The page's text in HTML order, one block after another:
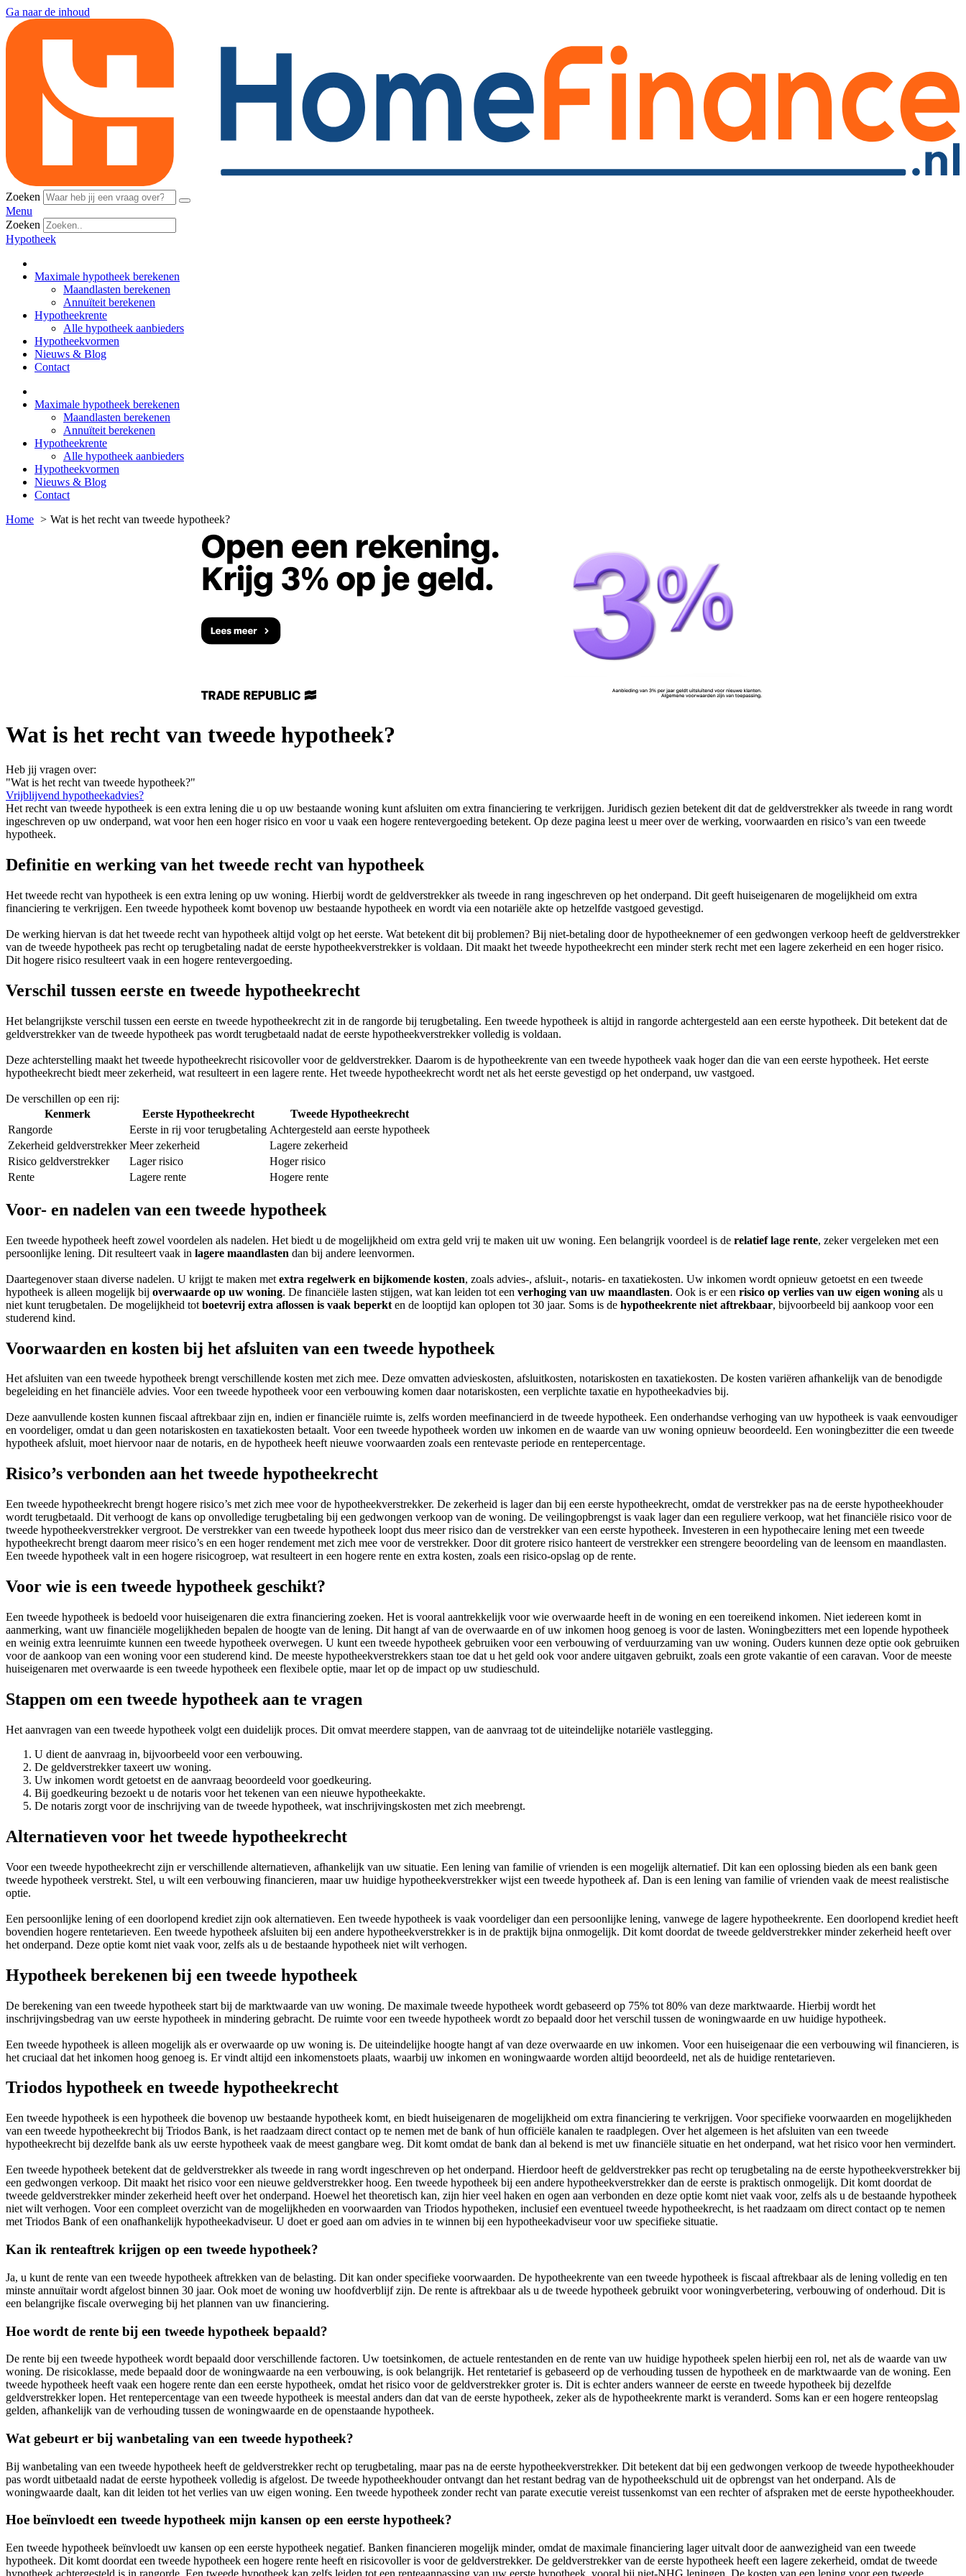
Ga naar de inhoud
Zoeken
Menu
Zoeken
Hypotheek
Maximale hypotheek berekenen
Maandlasten berekenen
Annuïteit berekenen
Hypotheekrente
Alle hypotheek aanbieders
Hypotheekvormen
Nieuws & Blog
Contact
Maximale hypotheek berekenen
Maandlasten berekenen
Annuïteit berekenen
Hypotheekrente
Alle hypotheek aanbieders
Hypotheekvormen
Nieuws & Blog
Contact
Home
Wat is het recht van tweede hypotheek?
Wat is het recht van tweede hypotheek?
Heb jij vragen over:
"Wat is het recht van tweede hypotheek?"
Vrijblijvend hypotheekadvies?
Het recht van tweede hypotheek is een extra lening die u op uw bestaande woning kunt afsluiten om extra financiering te verkrijgen. Juridisch gezien betekent dit dat de geldverstrekker als tweede in rang wordt
ingeschreven op uw onderpand, wat voor hen een hoger risico en voor u vaak een hogere rentevergoeding betekent. Op deze pagina leest u meer over de werking, voorwaarden en risico’s van een tweede
hypotheek.
Definitie en werking van het tweede recht van hypotheek
Het tweede recht van hypotheek is een extra lening op uw woning. Hierbij wordt de geldverstrekker als tweede in rang ingeschreven op het onderpand. Dit geeft huiseigenaren de mogelijkheid om extra
financiering te verkrijgen. Een tweede hypotheek komt bovenop uw bestaande hypotheek en wordt via een notariële akte op hetzelfde vastgoed gevestigd.
De werking hiervan is dat het tweede recht van hypotheek altijd volgt op het eerste. Wat betekent dit bij problemen? Bij niet-betaling door de hypotheeknemer of een gedwongen verkoop heeft de geldverstrekker
van de tweede hypotheek pas recht op terugbetaling nadat de eerste hypotheekverstrekker is voldaan. Dit maakt het tweede hypotheekrecht een minder sterk recht met een lagere zekerheid en een hoger risico.
Dit hogere risico resulteert vaak in een hogere rentevergoeding.
Verschil tussen eerste en tweede hypotheekrecht
Het belangrijkste verschil tussen een eerste en tweede hypotheekrecht zit in de rangorde bij terugbetaling. Een tweede hypotheek is altijd in rangorde achtergesteld aan een eerste hypotheek. Dit betekent dat de
geldverstrekker van de tweede hypotheek pas wordt terugbetaald nadat de eerste hypotheekverstrekker volledig is voldaan.
Deze achterstelling maakt het tweede hypotheekrecht risicovoller voor de geldverstrekker. Daarom is de hypotheekrente van een tweede hypotheek vaak hoger dan die van een eerste hypotheek. Het eerste
hypotheekrecht biedt meer zekerheid, wat resulteert in een lagere rente. Het tweede hypotheekrecht wordt net als het eerste gevestigd op het onderpand, uw vastgoed.
De verschillen op een rij:
Kenmerk
Eerste Hypotheekrecht
Tweede Hypotheekrecht
Rangorde
Eerste in rij voor terugbetaling Achtergesteld aan eerste hypotheek
Zekerheid geldverstrekker Meer zekerheid
Lagere zekerheid
Risico geldverstrekker
Lager risico
Hoger risico
Rente
Lagere rente Hogere rente
Voor- en nadelen van een tweede hypotheek
Een tweede hypotheek heeft zowel voordelen als nadelen. Het biedt u de mogelijkheid om extra geld vrij te maken uit uw woning. Een belangrijk voordeel is de relatief lage rente, zeker vergeleken met een
persoonlijke lening. Dit resulteert vaak in lagere maandlasten dan bij andere leenvormen.
Daartegenover staan diverse nadelen. U krijgt te maken met extra regelwerk en bijkomende kosten, zoals advies-, afsluit-, notaris- en taxatiekosten. Uw inkomen wordt opnieuw getoetst en een tweede
hypotheek is alleen mogelijk bij overwaarde op uw woning. De financiële lasten stijgen, wat kan leiden tot een verhoging van uw maandlasten. Ook is er een risico op verlies van uw eigen woning als u
niet kunt terugbetalen. De mogelijkheid tot boetevrij extra aflossen is vaak beperkt en de looptijd kan oplopen tot 30 jaar. Soms is de hypotheekrente niet aftrekbaar, bijvoorbeeld bij aankoop voor een
studerend kind.
Voorwaarden en kosten bij het afsluiten van een tweede hypotheek
Het afsluiten van een tweede hypotheek brengt verschillende kosten met zich mee. Deze omvatten advieskosten, afsluitkosten, notariskosten en taxatiekosten. De kosten variëren afhankelijk van de benodigde
begeleiding en het financiële advies. Voor een tweede hypotheek voor een verbouwing komen daar notariskosten, een verplichte taxatie en hypotheekadvies bij.
Deze aanvullende kosten kunnen fiscaal aftrekbaar zijn en, indien er financiële ruimte is, zelfs worden meefinancierd in de tweede hypotheek. Een onderhandse verhoging van uw hypotheek is vaak eenvoudiger
en voordeliger, omdat u dan geen notariskosten en taxatiekosten betaalt. Voor een tweede hypotheek worden uw inkomen en de waarde van uw woning opnieuw beoordeeld. Een woningbezitter die een tweede
hypotheek afsluit, moet hiervoor naar de notaris, en de hypotheek heeft nieuwe voorwaarden zoals een rentevaste periode en rentepercentage.
Risico’s verbonden aan het tweede hypotheekrecht
Een tweede hypotheekrecht brengt hogere risico’s met zich mee voor de hypotheekverstrekker. De zekerheid is lager dan bij een eerste hypotheekrecht, omdat de verstrekker pas na de eerste hypotheekhouder
wordt terugbetaald. Dit verhoogt de kans op onvolledige terugbetaling bij een gedwongen verkoop van de woning. De veilingopbrengst is vaak lager dan een reguliere verkoop, wat het financiële risico voor de
tweede hypotheekverstrekker vergroot. De verstrekker van een tweede hypotheek loopt dus meer risico dan de verstrekker van een eerste hypotheek. Investeren in een hypothecaire lening met een tweede
hypotheekrecht brengt daarom meer risico’s en een hoger rendement met zich mee voor de verstrekker. Door dit grotere risico hanteert de verstrekker een strengere beoordeling van de leensom en maandlasten.
Een tweede hypotheek valt in een hogere risicogroep, wat resulteert in een hogere rente en extra kosten, zoals een risico-opslag op de rente.
Voor wie is een tweede hypotheek geschikt?
Een tweede hypotheek is bedoeld voor huiseigenaren die extra financiering zoeken. Het is vooral aantrekkelijk voor wie overwaarde heeft in de woning en een toereikend inkomen. Niet iedereen komt in
aanmerking, want uw financiële mogelijkheden bepalen de hoogte van de lening. Dit hangt af van de overwaarde en of uw inkomen hoog genoeg is voor de lasten. Woningbezitters met een lopende hypotheek
en weinig extra leenruimte kunnen een tweede hypotheek overwegen. U kunt een tweede hypotheek gebruiken voor een verbouwing of verduurzaming van uw woning. Ouders kunnen deze optie ook gebruiken
voor de aankoop van een woning voor een studerend kind. De meeste hypotheekverstrekkers staan toe dat u het geld ook voor andere uitgaven gebruikt, zoals een grote vakantie of een caravan. Voor de meeste
huiseigenaren met overwaarde is een tweede hypotheek een flexibele optie, maar let op de impact op uw studieschuld.
Stappen om een tweede hypotheek aan te vragen
Het aanvragen van een tweede hypotheek volgt een duidelijk proces. Dit omvat meerdere stappen, van de aanvraag tot de uiteindelijke notariële vastlegging.
U dient de aanvraag in, bijvoorbeeld voor een verbouwing.
De geldverstrekker taxeert uw woning.
Uw inkomen wordt getoetst en de aanvraag beoordeeld voor goedkeuring.
Bij goedkeuring bezoekt u de notaris voor het tekenen van een nieuwe hypotheekakte.
De notaris zorgt voor de inschrijving van de tweede hypotheek, wat inschrijvingskosten met zich meebrengt.
Alternatieven voor het tweede hypotheekrecht
Voor een tweede hypotheekrecht zijn er verschillende alternatieven, afhankelijk van uw situatie. Een lening van familie of vrienden is een mogelijk alternatief. Dit kan een oplossing bieden als een bank geen
tweede hypotheek verstrekt. Stel, u wilt een verbouwing financieren, maar uw huidige hypotheekverstrekker wijst een tweede hypotheek af. Dan is een lening van familie of vrienden vaak de meest realistische
optie.
Een persoonlijke lening of een doorlopend krediet zijn ook alternatieven. Een tweede hypotheek is vaak voordeliger dan een persoonlijke lening, vanwege de lagere hypotheekrente. Een doorlopend krediet heeft
bovendien hogere rentetarieven. Een tweede hypotheek afsluiten bij een andere hypotheekverstrekker is in de praktijk bijna onmogelijk. Dit komt doordat de tweede geldverstrekker minder zekerheid heeft over
het onderpand. Deze optie komt niet vaak voor, zelfs als u de bestaande hypotheek niet wilt verhogen.
Hypotheek berekenen bij een tweede hypotheek
De berekening van een tweede hypotheek start bij de marktwaarde van uw woning. De maximale tweede hypotheek wordt gebaseerd op 75% tot 80% van deze marktwaarde. Hierbij wordt het
inschrijvingsbedrag van uw eerste hypotheek in mindering gebracht. De ruimte voor een tweede hypotheek wordt zo bepaald door het verschil tussen de woningwaarde en uw huidige hypotheek.
Een tweede hypotheek is alleen mogelijk als er overwaarde op uw woning is. De uiteindelijke hoogte hangt af van deze overwaarde en uw inkomen. Voor een huiseigenaar die een verbouwing wil financieren, is
het cruciaal dat het inkomen hoog genoeg is. Er vindt altijd een inkomenstoets plaats, waarbij uw inkomen en woningwaarde worden altijd beoordeeld, net als de huidige rentetarieven.
Triodos hypotheek en tweede hypotheekrecht
Een tweede hypotheek is een hypotheek die bovenop uw bestaande hypotheek komt, en biedt huiseigenaren de mogelijkheid om extra financiering te verkrijgen. Voor specifieke voorwaarden en mogelijkheden
van een tweede hypotheekrecht bij Triodos Bank, is het raadzaam direct contact op te nemen met de bank of hun officiële kanalen te raadplegen. Over het algemeen is het afsluiten van een tweede
hypotheekrecht bij dezelfde bank als uw eerste hypotheek vaak de meest gangbare weg. Dit komt omdat de bank dan al bekend is met uw financiële situatie en het onderpand, wat het risico voor hen vermindert.
Een tweede hypotheek betekent dat de geldverstrekker als tweede in rang wordt ingeschreven op het onderpand. Hierdoor heeft de geldverstrekker pas recht op terugbetaling na de eerste hypotheekverstrekker bij
een gedwongen verkoop. Dit maakt het risico voor een nieuwe geldverstrekker hoog. Een tweede hypotheek bij een andere hypotheekverstrekker dan de eerste is praktisch onmogelijk. Dit komt doordat de
tweede geldverstrekker minder zekerheid heeft over het onderpand. Hoewel het theoretisch kan, zijn hier veel haken en ogen aan verbonden en deze optie komt niet vaak voor, zelfs als u de bestaande hypotheek
niet wilt verhogen. Voor een compleet overzicht van de mogelijkheden en voorwaarden van Triodos hypotheken, inclusief een eventueel tweede hypotheekrecht, is het raadzaam om direct contact op te nemen
met Triodos Bank of een onafhankelijk hypotheekadviseur. U doet er goed aan om advies in te winnen bij een hypotheekadviseur voor uw specifieke situatie.
Kan ik renteaftrek krijgen op een tweede hypotheek?
Ja, u kunt de rente van een tweede hypotheek aftrekken van de belasting. Dit kan onder specifieke voorwaarden. De hypotheekrente van een tweede hypotheek is fiscaal aftrekbaar als de lening volledig en ten
minste annuïtair wordt afgelost binnen 30 jaar. Ook moet de woning uw hoofdverblijf zijn. De rente is aftrekbaar als u de tweede hypotheek gebruikt voor woningverbetering, verbouwing of onderhoud. Dit is
een belangrijke fiscale overweging bij het plannen van uw financiering.
Hoe wordt de rente bij een tweede hypotheek bepaald?
De rente bij een tweede hypotheek wordt bepaald door verschillende factoren. Uw toetsinkomen, de actuele rentestanden en de rente van uw huidige hypotheek spelen hierbij een rol, net als de waarde van uw
woning. De risicoklasse, mede bepaald door de woningwaarde na een verbouwing, is ook belangrijk. Het rentetarief is gebaseerd op de verhouding tussen de hypotheek en de marktwaarde van de woning. Een
tweede hypotheek heeft vaak een hogere rente dan een eerste hypotheek, omdat het risico voor de geldverstrekker groter is. Dit is echter anders wanneer de eerste en tweede hypotheek bij dezelfde
geldverstrekker lopen. Het rentepercentage van een tweede hypotheek is meestal anders dan dat van de eerste hypotheek, zeker als de hypotheekrente markt is veranderd. Soms kan er een hogere renteopslag
gelden, afhankelijk van de verhouding tussen de woningwaarde en de openstaande hypotheek.
Wat gebeurt er bij wanbetaling van een tweede hypotheek?
Bij wanbetaling van een tweede hypotheek heeft de geldverstrekker recht op terugbetaling, maar pas na de eerste hypotheekverstrekker. Dit betekent dat bij een gedwongen verkoop de tweede hypotheekhouder
pas wordt uitbetaald nadat de eerste hypotheek volledig is afgelost. De tweede hypotheekhouder ontvangt dan het restant bedrag van de hypotheekschuld uit de opbrengst van het onderpand. Als de
woningwaarde daalt, kan dit leiden tot het verlies van uw eigen woning. Een tweede hypotheek zonder recht van parate executie vereist tussenkomst van een rechter of afspraken met de eerste hypotheekhouder.
Hoe beïnvloedt een tweede hypotheek mijn kansen op een eerste hypotheek?
Een tweede hypotheek beïnvloedt uw kansen op een eerste hypotheek negatief. Banken financieren mogelijk minder, omdat de maximale financiering lager uitvalt door de aanwezigheid van een tweede
hypotheek. Dit komt doordat een tweede hypotheek een hogere rente heeft en risicovoller is voor de geldverstrekker. De geldverstrekker van de eerste hypotheek heeft een lagere zekerheid, omdat de tweede
hypotheek achtergesteld is in rangorde. Een tweede hypotheek kan zelfs leiden tot een renteaanpassing van uw eerste hypotheek, vooral bij niet-NHG leningen. De kosten van een lening voor een tweede